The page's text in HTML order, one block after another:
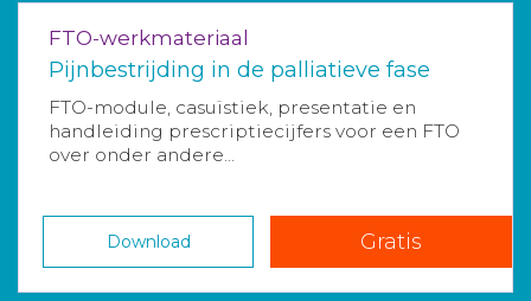
FTO-werkmateriaal
Pijnbestrijding in de palliatieve fase
FTO-module, casuïstiek, presentatie en
handleiding prescriptiecijfers voor een FTO
over onder andere...
Download Gratis